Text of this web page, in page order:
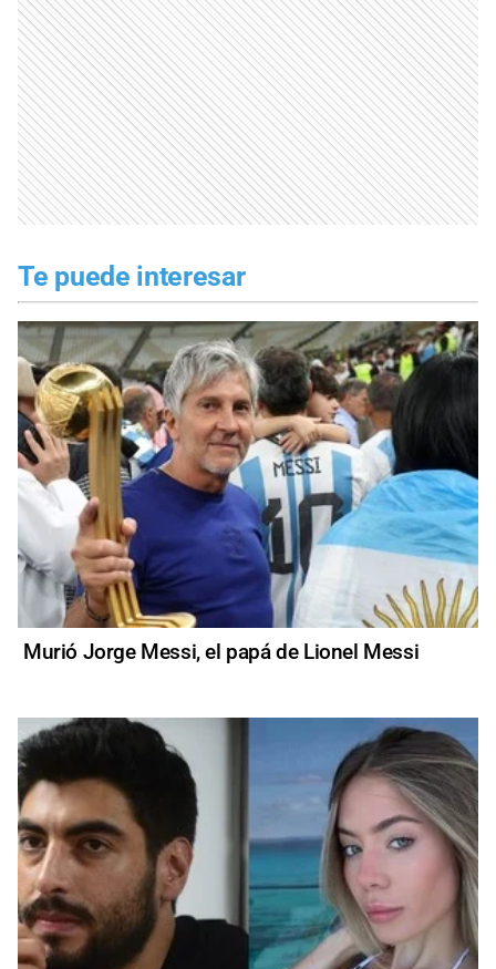
Te puede interesar
Murió Jorge Messi, el papá de Lionel Messi